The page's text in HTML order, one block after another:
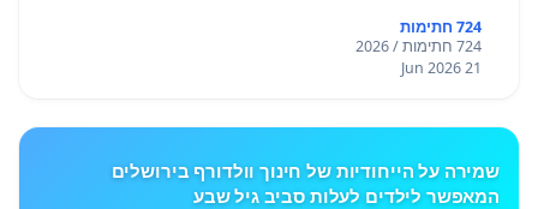
724 חתימות
724 חתימות / 2026
21 Jun 2026
שמירה על הייחודיות של חינוך וולדורף בירושלים
המאפשר לילדים לעלות סביב גיל שבע